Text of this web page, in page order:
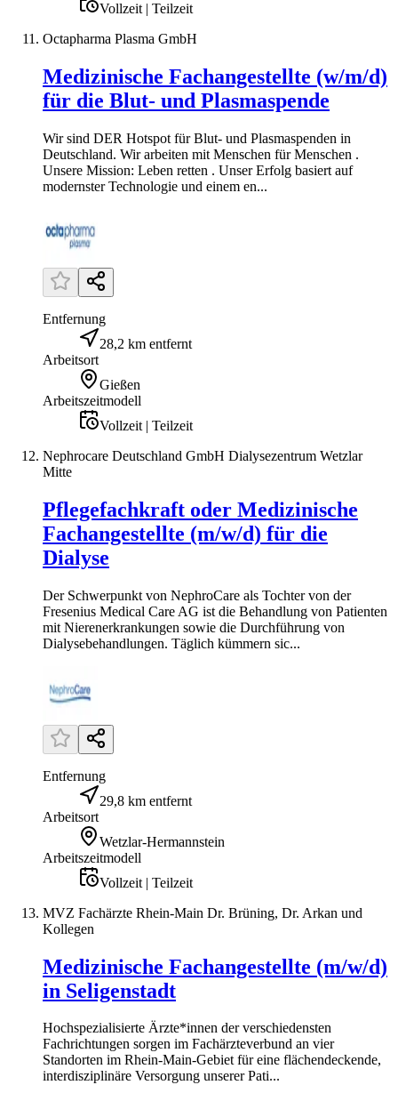
Vollzeit | Teilzeit
Octapharma Plasma GmbH
Medizinische Fachangestellte (w/m/d)
für die Blut- und Plasmaspende
Wir sind DER Hotspot für Blut- und Plasmaspenden in
Deutschland. Wir arbeiten mit Menschen für Menschen .
Unsere Mission: Leben retten . Unser Erfolg basiert auf
modernster Technologie und einem en...
Entfernung
28,2 km entfernt
Arbeitsort
Gießen
Arbeitszeitmodell
Vollzeit | Teilzeit
Nephrocare Deutschland GmbH Dialysezentrum Wetzlar
Mitte
Pflegefachkraft oder Medizinische
Fachangestellte (m/w/d) für die
Dialyse
Der Schwerpunkt von NephroCare als Tochter von der
Fresenius Medical Care AG ist die Behandlung von Patienten
mit Nierenerkrankungen sowie die Durchführung von
Dialysebehandlungen. Täglich kümmern sic...
Entfernung
29,8 km entfernt
Arbeitsort
Wetzlar-Hermannstein
Arbeitszeitmodell
Vollzeit | Teilzeit
MVZ Fachärzte Rhein-Main Dr. Brüning, Dr. Arkan und
Kollegen
Medizinische Fachangestellte (m/w/d)
in Seligenstadt
Hochspezialisierte Ärzte*innen der verschiedensten
Fachrichtungen sorgen im Fachärzteverbund an vier
Standorten im Rhein-Main-Gebiet für eine flächendeckende,
interdisziplinäre Versorgung unserer Pati...